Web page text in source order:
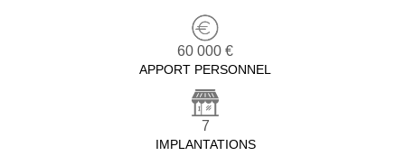
60 000 €
APPORT PERSONNEL
7
IMPLANTATIONS